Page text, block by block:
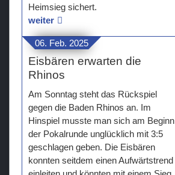
Heimsieg sichert.
weiter
06. Feb. 2025
Eisbären erwarten die
Rhinos
Am Sonntag steht das Rückspiel
gegen die Baden Rhinos an. Im
Hinspiel musste man sich am Beginn
der Pokalrunde unglücklich mit 3:5
geschlagen geben. Die Eisbären
konnten seitdem einen Aufwärtstrend